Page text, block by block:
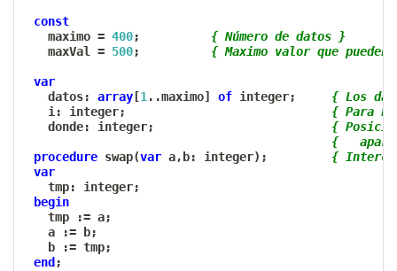
const
   maximo
= 400;
{ Número de datos }
   maxVal
= 500; { Maximo valor que pueden
var
   datos
: array [1 ..maximo] of integer;
{ Los
   i
: integer;
{ Para
   donde
: integer;
{
{
procedure swap(var a, b: integer) ;
{
var
   tmp
: integer;
begin
   tmp
:= a;
   a
:= b;
   b
:= tmp;
end ;